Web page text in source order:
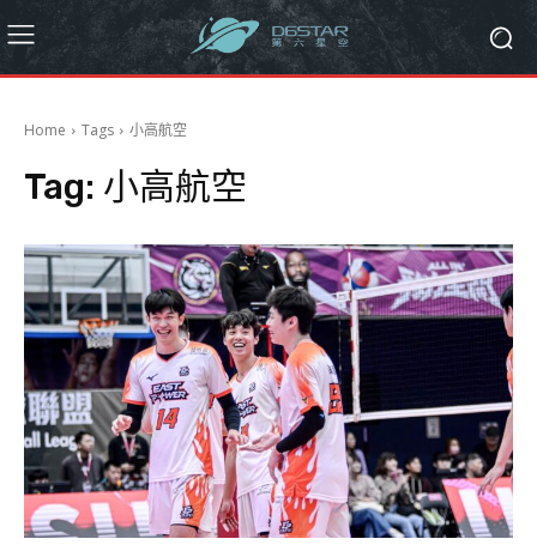
Home Tags 小高航空
Tag: 小高航空